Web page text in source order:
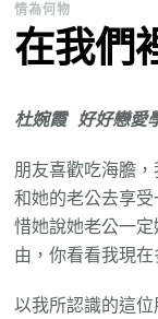
情為何物
在我們
杜婉霞 好好戀愛
朋友喜歡吃海膽
和她的老公去享
惜她說她老公一
由，你看看我現在
以我所認識的這